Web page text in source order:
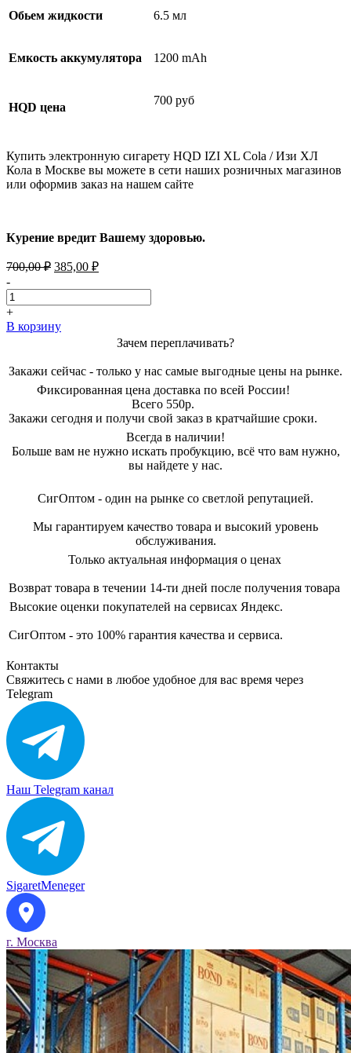
Обьем жидкости 6.5 мл
Емкость аккумулятора 1200 mAh
HQD цена
700 руб
Купить электронную сигарету HQD IZI XL Cola / Изи ХЛ
Кола в Москве вы можете в сети наших розничных магазинов
или оформив заказ на нашем сайте
Курение вредит Вашему здоровью.
700,00₽ Первоначальная
составляла
700,00 ₽.
385,00 ₽Текущая
385,00 ₽.
-
+
В корзину
Зачем переплачивать?
Закажи сейчас - только у нас самые выгодные цены на рынке.
Фиксированная цена доставка по всей России!
Всего 550р.
Закажи сегодня и получи свой заказ в кратчайшие сроки.
Всегда в наличии!
Больше вам не нужно искать пробукцию, всё что вам нужно,
вы найдете у нас.
СигОптом - один на рынке со светлой репутацией.
Мы гарантируем качество товара и высокий уровень
обслуживания.
Только актуальная информация о ценах
Возврат товара в течении 14-ти дней после получения товара
Высокие оценки покупателей на сервисах Яндекс.
СигОптом - это 100% гарантия качества и сервиса.
Контакты
Свяжитесь с нами в любое удобное для вас время через
Telegram
Наш Telegram канал
SigaretMeneger
г. Москва